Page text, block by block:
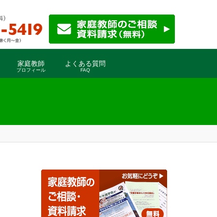
家庭教師
プロフィール
よくある質問
FAQ